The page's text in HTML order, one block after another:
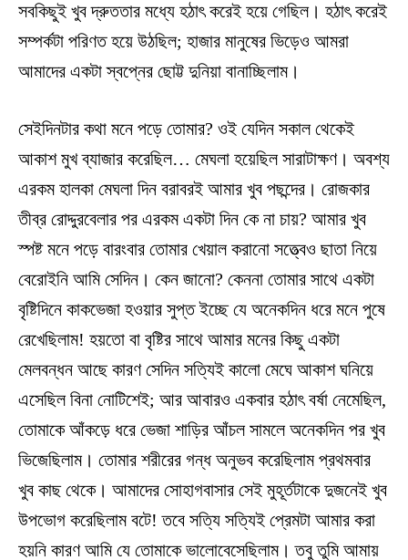
সবকিছুই খুব দ্রুততার মধ্যে হঠাৎ করেই হয়ে গেছিল। হঠাৎ করেই
সম্পর্কটা পরিণত হয়ে উঠছিল; হাজার মানুষের ভিড়েও আমরা
আমাদের একটা স্বপ্নের ছোট্ট দুনিয়া বানাচ্ছিলাম।
সেইদিনটার কথা মনে পড়ে তোমার? ওই যেদিন সকাল থেকেই
আকাশ মুখ ব্যাজার করেছিল… মেঘলা হয়েছিল সারাটাক্ষণ। অবশ্য
এরকম হালকা মেঘলা দিন বরাবরই আমার খুব পছন্দের। রোজকার
তীব্র রোদ্দুরবেলার পর এরকম একটা দিন কে না চায়? আমার খুব
স্পষ্ট মনে পড়ে বারংবার তোমার খেয়াল করানো সত্ত্বেও ছাতা নিয়ে
বেরোইনি আমি সেদিন। কেন জানো? কেননা তোমার সাথে একটা
বৃষ্টিদিনে কাকভেজা হওয়ার সুপ্ত ইচ্ছে যে অনেকদিন ধরে মনে পুষে
রেখেছিলাম! হয়তো বা বৃষ্টির সাথে আমার মনের কিছু একটা
মেলবন্ধন আছে কারণ সেদিন সত্যিই কালো মেঘে আকাশ ঘনিয়ে
এসেছিল বিনা নোটিশেই; আর আবারও একবার হঠাৎ বর্ষা নেমেছিল,
তোমাকে আঁকড়ে ধরে ভেজা শাড়ির আঁচল সামলে অনেকদিন পর খুব
ভিজেছিলাম। তোমার শরীরের গন্ধ অনুভব করেছিলাম প্রথমবার
খুব কাছ থেকে। আমাদের সোহাগবাসার সেই মুহূর্তটাকে দুজনেই খুব
উপভোগ করেছিলাম বটে! তবে সত্যি সত্যিই প্রেমটা আমার করা
হয়নি কারণ আমি যে তোমাকে ভালোবেসেছিলাম। তবু তুমি আমায়